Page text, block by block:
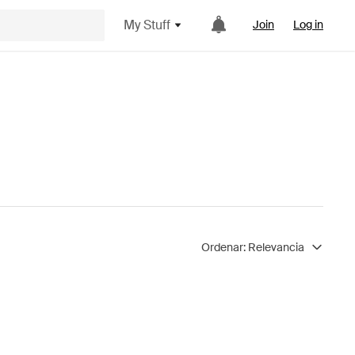
My Stuff Join Log in
Ordenar: Relevancia